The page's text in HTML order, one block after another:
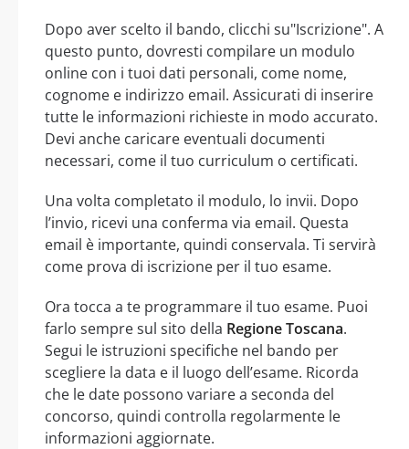
Dopo aver scelto il bando, clicchi su"Iscrizione". A
questo punto, dovresti compilare un modulo
online con i tuoi dati personali, come nome,
cognome e indirizzo email. Assicurati di inserire
tutte le informazioni richieste in modo accurato.
Devi anche caricare eventuali documenti
necessari, come il tuo curriculum o certificati.
Una volta completato il modulo, lo invii. Dopo
l’invio, ricevi una conferma via email. Questa
email è importante, quindi conservala. Ti servirà
come prova di iscrizione per il tuo esame.
Ora tocca a te programmare il tuo esame. Puoi
farlo sempre sul sito della Regione Toscana.
Segui le istruzioni specifiche nel bando per
scegliere la data e il luogo dell’esame. Ricorda
che le date possono variare a seconda del
concorso, quindi controlla regolarmente le
informazioni aggiornate.